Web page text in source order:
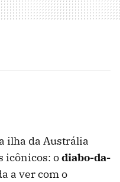
ilha da Austrália
icônicos: odiabo-da-
a ver com o